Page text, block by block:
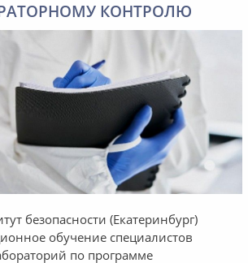
КОНТРОЛЮ
безопасности (Екатеринбург)
обучение специалистов
по программе